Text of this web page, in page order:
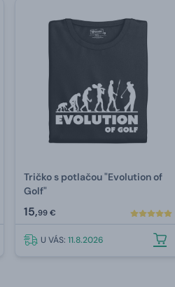
Tričko s potlačou "Evolution of
Golf"
15,99 €
U VÁS:11.8.2026